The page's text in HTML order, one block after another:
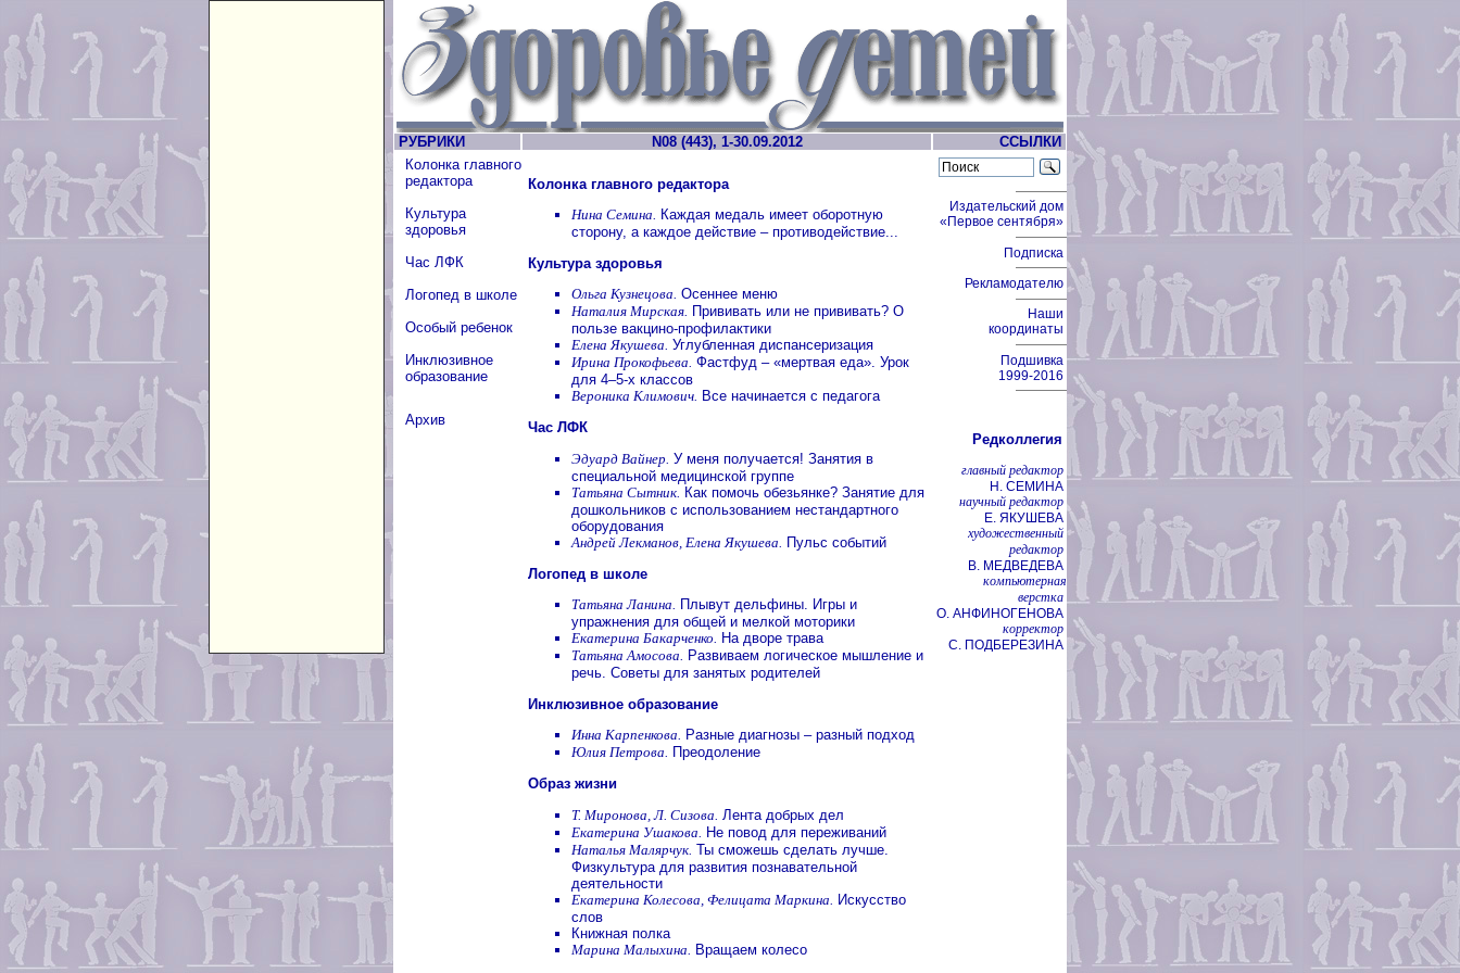
РУБРИКИ N08 (443), 1-30.09.2012
ССЫЛКИ
Колонка главного
редактора
Культура
здоровья
Час ЛФК
Логопед в школе
Особый ребенок
Инклюзивное
образование
Архив
Колонка главного редактора
Нина Семина. Каждая медаль имеет оборотную
сторону, а каждое действие – противодействие...
Культура здоровья
Ольга Кузнецова. Осеннее меню
Наталия Мирская. Прививать или не прививать? О
пользе вакцино-профилактики
Елена Якушева. Углубленная диспансеризация
Ирина Прокофьева. Фастфуд – «мертвая еда». Урок
для 4–5-х классов
Вероника Климович. Все начинается с педагога
Час ЛФК
Эдуард Вайнер. У меня получается! Занятия в
специальной медицинской группе
Татьяна Сытник. Как помочь обезьянке? Занятие для
дошкольников с использованием нестандартного
оборудования
Андрей Лекманов, Елена Якушева. Пульс событий
Логопед в школе
Татьяна Ланина. Плывут дельфины. Игры и
упражнения для общей и мелкой моторики
Екатерина Бакарченко. На дворе трава
Татьяна Амосова. Развиваем логическое мышление и
речь. Советы для занятых родителей
Инклюзивное образование
Инна Карпенкова.
Разные диагнозы – разный подход
Юлия Петрова.
Преодоление
Образ жизни
Т. Миронова, Л. Сизова. Лента добрых дел
Екатерина Ушакова. Не повод для переживаний
Наталья Малярчук. Ты сможешь сделать лучше.
Физкультура для развития познавательной
деятельности
Екатерина Колесова, Фелицата Маркина. Искусство
слов
Книжная полка
Марина Малыхина. Вращаем колесо
Издательский дом
«Первое сентября»
Подписка
Рекламодателю
Наши
координаты
Подшивка
1999-2016
Редколлегия
главный редактор
Н. СЕМИНА
научный редактор
Е. ЯКУШЕВА
художественный
редактор
В. МЕДВЕДЕВА
компьютерная
верстка
О. АНФИНОГЕНОВА
корректор
С. ПОДБЕРЕЗИНА